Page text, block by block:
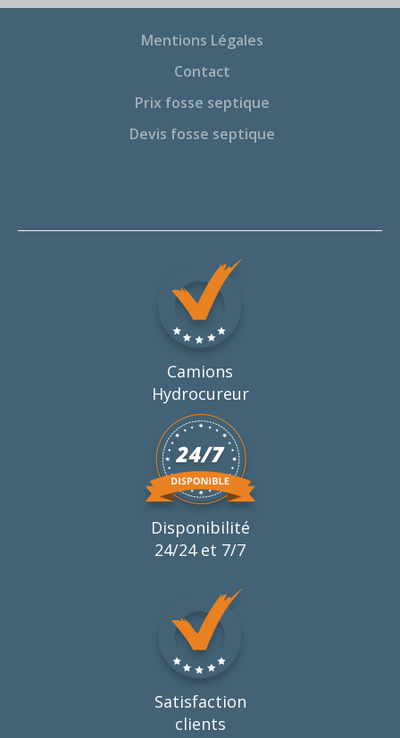
Mentions Légales
Contact
Prix fosse septique
Devis fosse septique
Camions
Hydrocureur
Disponibilité
24/24 et 7/7
Satisfaction
clients